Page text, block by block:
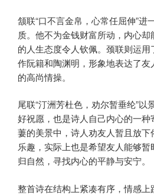
颔联“口不言金帛，心常任屈伸”进
质。他不为金钱财富所动，内心
的人生态度令人钦佩。颈联则运
作阮籍和陶渊明，形象地表达了
的高尚情操。
尾联“汀洲芳杜色，劝尔暂垂纶”以
好祝愿，也是诗人自己内心的一
萋的美景中，诗人劝友人暂且放
乐趣，实际上也是希望友人能够
归自然，寻找内心的平静与安宁。
整首诗在结构上紧凑有序，情感